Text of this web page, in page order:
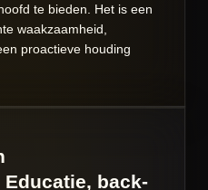
te bieden. Het is een
waakzaamheid,
proactieve houding
back-